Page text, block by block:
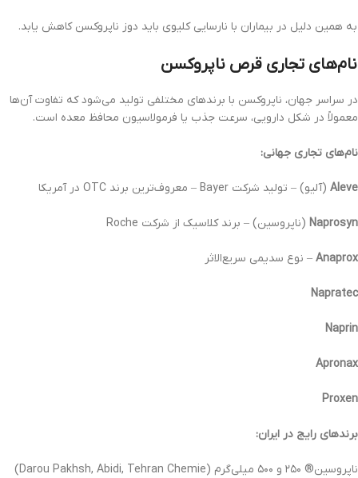
به همین دلیل در بیماران با نارسایی کلیوی باید دوز ناپروکسن کاهش یابد.
نام‌های تجاری قرص ناپروکسن
در سراسر جهان، ناپروکسن با برندهای مختلفی تولید می‌شود که تفاوت آن‌ها
معمولاً در شکل دارویی، سرعت جذب یا فرمولاسیون محافظ معده است.
نام‌های تجاری جهانی:
Aleve (آلیو) – تولید شرکت Bayer – معروف‌ترین برند OTC در آمریکا
Naprosyn (ناپروسین) – برند کلاسیک از شرکت Roche
Anaprox – نوع سدیمی سریع‌الاثر
Napratec
Naprin
Apronax
Proxen
برندهای رایج در ایران:
ناپروسین® ۲۵۰ و ۵۰۰ میلی‌گرم (Darou Pakhsh, Abidi, Tehran Chemie)